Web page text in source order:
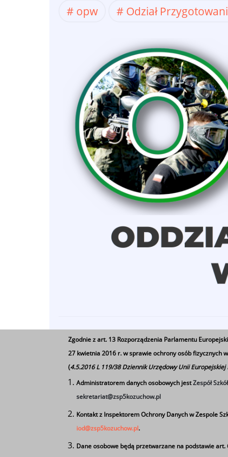
opw Odział
Zgodnie z art. 13 Rozporządzenia Parlamentu
27 kwietnia 2016 r. w sprawie ochrony osób fizycznych
(4.5.2016 L 119/38 Dziennik Urzędowy Unii Europejskiej
Administratorem danych osobowych jestZespół
sekretariat@zsp5kozuchow.pl
Kontakt z Inspektorem Ochrony Danych w Zespole
iod@zsp5kozuchow.pl.
Dane osobowe będą przetwarzane na podstawie art.